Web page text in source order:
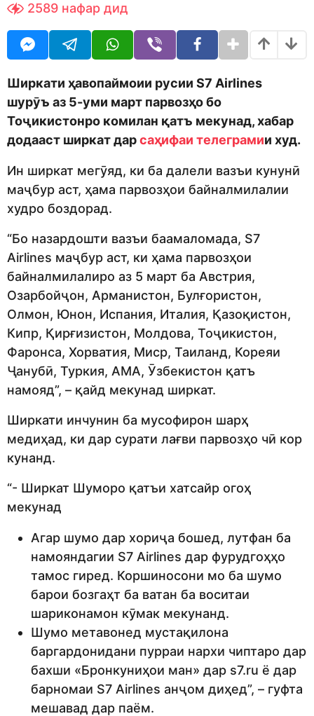
t
a
e
i
o
r
e
g
2589 нафар дид
Ширкати ҳавопаймоии русии S7 Airlines
шурӯъ аз 5-уми март парвозҳо бо
Тоҷикистонро комилан қатъ мекунад, хабар
додааст ширкат дарсаҳифаи телеграмии худ.
Ин ширкат мегӯяд, ки ба далели вазъи кунунӣ
маҷбур аст, ҳама парвозҳои байналмилалии
худро боздорад.
“Бо назардошти вазъи баамаломада, S7
Airlines маҷбур аст, ки ҳама парвозҳои
байналмилалиро аз 5 март ба Австрия,
Озарбойҷон, Арманистон, Булғористон,
Олмон, Юнон, Испания, Италия, Қазоқистон,
Кипр, Қирғизистон, Молдова, Тоҷикистон,
Фаронса, Хорватия, Миср, Таиланд, Кореяи
Ҷанубӣ, Туркия, АМА, Ӯзбекистон қатъ
намояд”, – қайд мекунад ширкат.
Ширкати инчунин ба мусофирон шарҳ
медиҳад, ки дар сурати лағви парвозҳо чӣ кор
кунанд.
“- Ширкат Шуморо қатъи хатсайр огоҳ
мекунад
Агар шумо дар хориҷа бошед, лутфан ба
намояндагии S7 Airlines дар фурудгоҳҳо
тамос гиред. Коршиносони мо ба шумо
барои бозгаҳт ба ватан ба воситаи
шариконамон кӯмак мекунанд.
Шумо метавонед мустақилона
баргардонидани пурраи нархи чиптаро дар
бахши «Бронкуниҳои ман» дар s7.ru ё дар
барномаи S7 Airlines анҷом диҳед”, – гуфта
мешавад дар паём.